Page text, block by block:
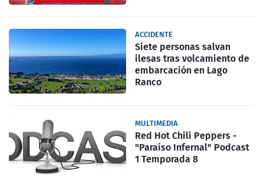
ACCIDENTE
Siete personas salvan
ilesas tras volcamiento de
embarcación en Lago
Ranco
MULTIMEDIA
Red Hot Chili Peppers -
"Paraíso Infernal" Podcast
1 Temporada 8